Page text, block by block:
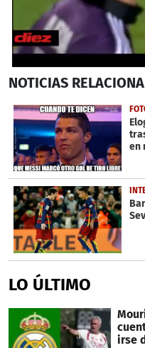
seconds
1
minute,
43
seconds
NOTICIAS
en
LO ÚLTIMO
irse